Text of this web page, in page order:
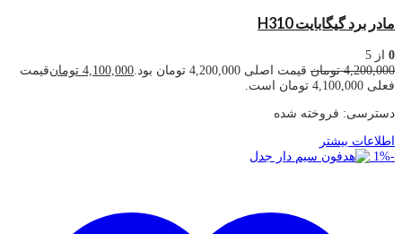
مادر برد گیگابایت H310
0 از 5
4,200,000 تومان قیمت اصلی 4,200,000 تومان بود. 4,100,000 تومانقیمت
فعلی 4,100,000 تومان است.
دسترسی: فروخته شده
اطلاعات بیشتر
-
1 %